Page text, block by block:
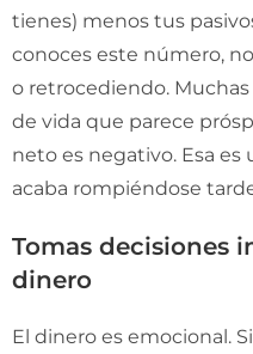
tienes) menos tus
conoces este número,
o retrocediendo.
de vida que parece
neto es negativo. Esa
acaba rompiéndose
Tomas decisiones
dinero
El dinero es emocional.